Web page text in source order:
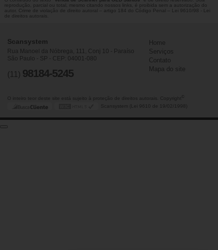
reprodução, parcial ou total, mesmo citando nossos links, é proibida sem a autorização do
autor. Crime de violação de direito autoral – artigo 184 do Código Penal –
Lei 9610/98 - Lei
de direitos autorais
Scansystem
Rua Manoel da Nóbrega, 111, Conj 10 - Paraíso
São Paulo - SP - CEP: 04001-080
(11) 98184-5245
Home
Serviços
Contato
Mapa do site
O inteiro teor deste site está sujeito à proteção de direitos autorais. Copyright
Scansystem (Lei 9610 de 19/02/1998)